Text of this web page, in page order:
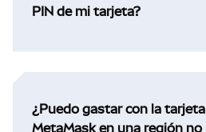
PIN de mi tarjeta?
¿Puedo gastar con la tarjeta
MetaMask en una región no